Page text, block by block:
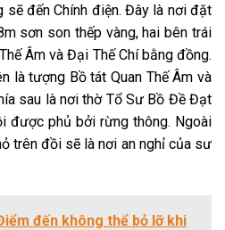
sẽ đến Chính điện. Đây là nơi đặt
sơn son thếp vàng, hai bên trái
Âm và Đại Thế Chí bằng đồng.
là tượng Bồ tát Quan Thế Âm và
sau là nơi thờ Tổ Sư Bồ Đề Đạt
được phủ bởi rừng thông. Ngoài
trên đồi sẽ là nơi an nghỉ của sư
đến không thể bỏ lỡ khi